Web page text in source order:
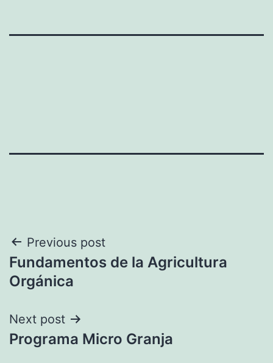
Navegación
de
Previous post
Fundamentos de la Agricultura
Orgánica
Next post
Programa Micro Granja